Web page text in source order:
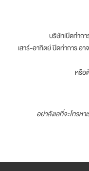
บริษัทเปิดทำก
เสาร์-อาทิตย์ ปิดทำการ อ
หรือ
อย่าลังเลที่จะโทรห